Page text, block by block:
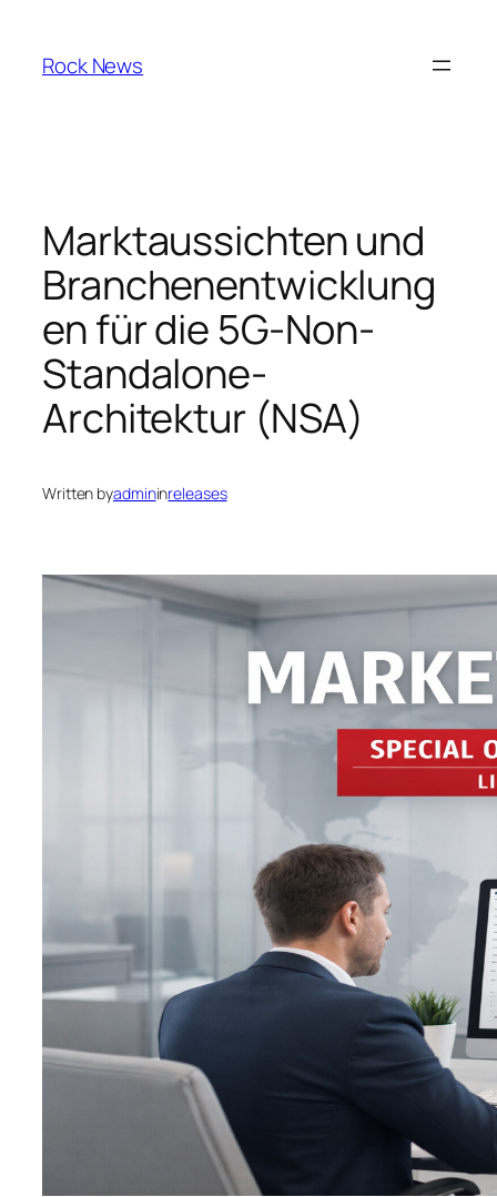
content
Rock News
Marktaussichten und
Branchenentwicklung
en für die 5G-Non-
Standalone-
Architektur (NSA)
Written byadmininreleases